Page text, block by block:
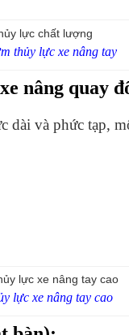
thủy lực xe nâng tay
nâng quay
dài và phức tạp,
lực xe nâng tay cao